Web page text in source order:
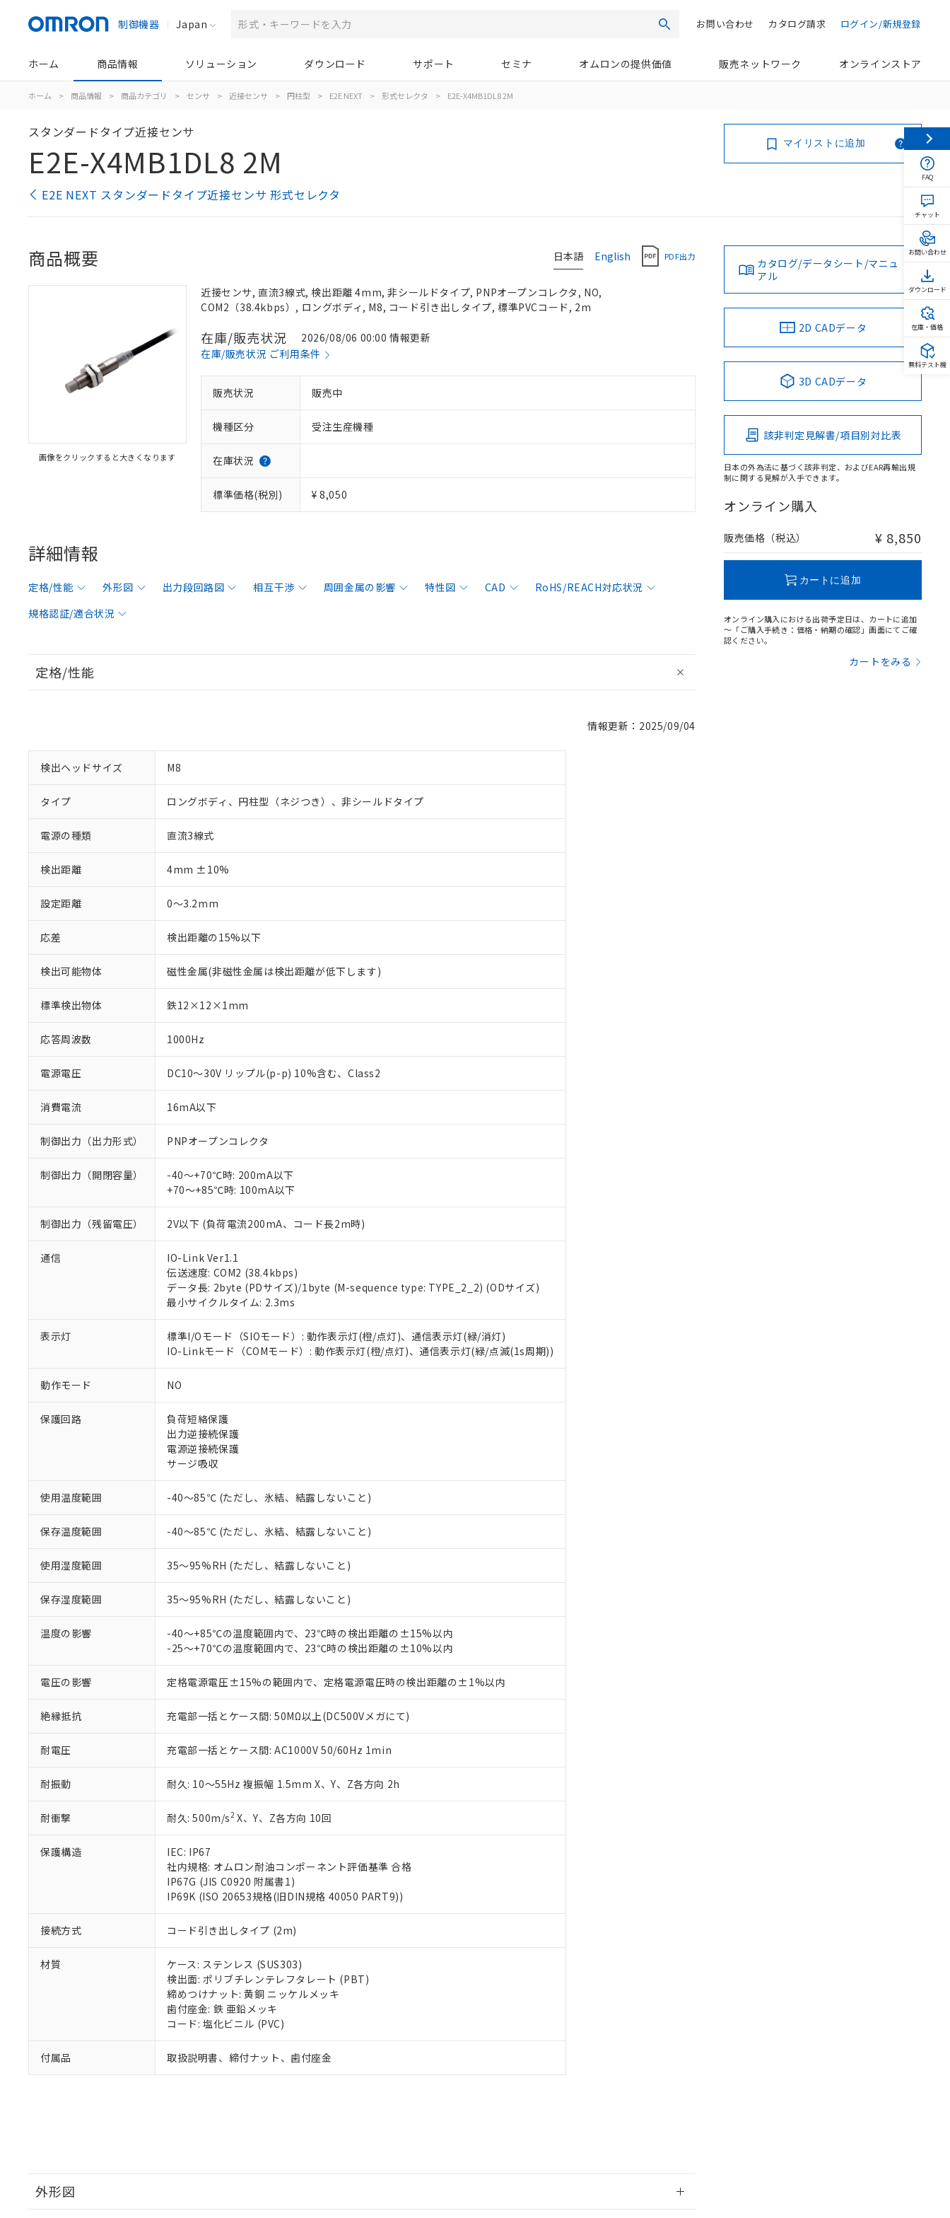
制御機器 Japan 検索 ログイン/新規登録
カタログ請求
お問い合わせ
ホーム 商品情報 ソリューション ダウンロード サポート セミナ オムロンの提供価値 販売ネットワーク オンラインストア
ホーム > 商品情報 > 商品カテゴリ > センサ > 近接センサ > 円柱型 > E2E NEXT > 形式セレクタ > E2E-X4MB1DL8 2M
スタンダードタイプ近接センサ
E2E-X4MB1DL8 2M
E2E NEXT スタンダードタイプ近接センサ 形式セレクタ
マイリストに追加
日本語 English PDF出力
商品概要
画像をクリックすると大きくなります
近接センサ, 直流3線式, 検出距離 4mm, 非シールドタイプ, PNPオープンコレクタ, NO,
COM2（38.4kbps）, ロングボディ, M8, コード引き出しタイプ, 標準PVCコード, 2m
在庫/販売状況
2026/08/06 00:00 情報更新
在庫/販売状況 ご利用条件
販売状況 販売中
機種区分 受注生産機種
在庫状況
標準価格(税別) ¥ 8,050
詳細情報
定格/性能 外形図 出力段回路図 相互干渉 周囲金属の影響 特性図 CAD
RoHS/REACH対応状況
規格認証/適合状況
定格/性能
情報更新：2025/09/04
検出ヘッドサイズ M8
タイプ ロングボディ、円柱型（ネジつき）、非シールドタイプ
電源の種類 直流3線式
検出距離 4mm ±10%
設定距離 0～3.2mm
応差 検出距離の15%以下
検出可能物体 磁性金属(非磁性金属は検出距離が低下します)
標準検出物体 鉄12×12×1mm
応答周波数 1000Hz
電源電圧 DC10～30V リップル(p-p) 10%含む、Class2
消費電流 16mA以下
制御出力（出力形式） PNPオープンコレクタ
制御出力（開閉容量）
-40～+70℃時: 200mA以下
+70～+85℃時: 100mA以下
制御出力（残留電圧） 2V以下 (負荷電流200mA、コード長2m時)
通信
IO-Link Ver1.1
伝送速度: COM2 (38.4kbps)
データ長: 2byte (PDサイズ)/1byte (M-sequence type: TYPE_2_2) (ODサイズ)
最小サイクルタイム: 2.3ms
表示灯
標準I/Oモード（SIOモード）: 動作表示灯(橙/点灯)、通信表示灯(緑/消灯)
IO-Linkモード（COMモード）: 動作表示灯(橙/点灯)、通信表示灯(緑/点滅(1s周期))
動作モード NO
保護回路
負荷短絡保護
出力逆接続保護
電源逆接続保護
サージ吸収
使用温度範囲 -40～85℃ (ただし、氷結、結露しないこと)
保存温度範囲 -40～85℃ (ただし、氷結、結露しないこと)
使用湿度範囲 35～95%RH (ただし、結露しないこと)
保存湿度範囲 35～95%RH (ただし、結露しないこと)
温度の影響
-40～+85℃の温度範囲内で、23℃時の検出距離の±15%以内
-25～+70℃の温度範囲内で、23℃時の検出距離の±10%以内
電圧の影響 定格電源電圧±15%の範囲内で、定格電源電圧時の検出距離の±1%以内
絶縁抵抗 充電部一括とケース間: 50MΩ以上(DC500Vメガにて)
耐電圧 充電部一括とケース間: AC1000V 50/60Hz 1min
耐振動 耐久: 10～55Hz 複振幅 1.5mm X、Y、Z各方向 2h
耐衝撃 耐久: 500m/s2X、Y、Z各方向 10回
保護構造
IEC: IP67
社内規格: オムロン耐油コンポーネント評価基準 合格
IP67G (JIS C0920 附属書1)
IP69K (ISO 20653規格(旧DIN規格 40050 PART9))
接続方式 コード引き出しタイプ (2m)
材質
ケース: ステンレス (SUS303)
検出面: ポリブチレンテレフタレート (PBT)
締めつけナット: 黄銅 ニッケルメッキ
歯付座金: 鉄 亜鉛メッキ
コード: 塩化ビニル (PVC)
付属品 取扱説明書、締付ナット、歯付座金
外形図
カタログ/データシート/マニュ
アル
2D CADデータ
3D CADデータ
該非判定見解書/項目別対比表
日本の外為法に基づく該非判定、およびEAR再輸出規
制に関する見解が入手できます。
オンライン購入
販売価格（税込） ¥ 8,850
カートに追加
オンライン購入における出荷予定日は、カートに追加
～「ご購入手続き：価格・納期の確認」画面にてご確
認ください。
カートをみる
ご利用条件
本サービスは、当社制御機器事業取扱商品の当社在庫状況および標準価格(税抜)を提供させていただ
正式な納期状況および標準価格はお客様のお取引先、またはお客様担当のオムロン制御機器販売店・
当社販売員にご相談ください。
在庫状況および標準価格結果を当社の事前の承諾なく第三者に漏洩または開示しないようお願いしま
す。
マイパーツ機能（部品リスト作成サービス）をご利用いただくには、I-Webメンバーズにご登録され
ている必要があります。
お客様が当ウェブサイト上で当社にご登録された部品リストについて、当社および当社の共同利用者
が、当社の製品・サービスに関するお客様との取引・商談に必要な範囲で利用することをご了承くだ
※当社の共同利用者とは、"個人情報の共同利用に関して"
いる法人を指します。
※1 対応状況
対応済み：EU RoHS指令（10物質）の非含有に対応した製品が提供可能な商品です。
対応予定：EU RoHS指令（10物質）の非含有に対応した製品に切り替える予定のある商品です。
非該当品：ライセンス料など無形物で、有害物質有無と関係のない商品です。
仕入先様の事情により、非含有部品としていたものが、含有品と判明した場合などやむを得ず変更すること
があります。
*EU RoHS指令（10物質）：
鉛(Pb) 1000ppm以下、 水銀(Hg) 1000ppm以下、 カドミウム(Cd) 100ppm以下、
六価クロム(Cr(Ⅵ)) 1000ppm以下、ポリ臭化ビフェニル類(PBB) 1000ppm以下、ポリ臭化ジフェニルエーテル類(PBDE) 1000ppm以下、
フタル酸ビス(2-エチルヘキシル) (DEHP)(別名：DOP) 1000ppm以下、フタル酸ブチルベンジル（BBP） 1000ppm以下、フタル酸ジブチ
ル（DBP） 1000ppm以下、フタル酸ジイソブチル (DIBP) 1000ppm以下
但し、RoHS指令で産業用監視および制御機器に対する適用除外項目は除く。
※2 対応予定月
部品在庫の切り替え状況などにより、予定月が前後することがあります。
※3 非含有証明書ダウンロード
下記の非含有証明書をダウンロードすることができます。
EU RoHS指令（10物質）の非含有証明書
※本証明書は発行日時点で非含有を証明するもので、過去に遡って非含有を証明するものではありません。
また、RoHS指令のフタル酸エステル類４物質の対応では、対応完了までの期間は出荷製品に未対応品が
混在することから備考欄に対応日を記載しておりました。
既に当社にて対応品への在庫切替を完了していることから、特段のことがない限り、2022年1月12日よ
り割愛しております。
※1 中国RoHS○×表
「－」：未確認です。当社販売部門へお問い合わせください。
*中国RoHS10物質の基準値 (GB/T26572)：
Pb(鉛) :1000ppm、 Hg(水銀) : 1000ppm、 Cd(カドミウム) : 100ppm、
DEHP(フタル酸ビス(2-エチルヘキシル)) : 1000ppm
※2 環境保護使用期限
「10」：通常の使用状況下において有害物質が外部に漏えいし、環境に深刻な影響を及ぼさない年数を意
味します。
「－」：未確認です。当社販売部門へお問い合わせください。
当社は、これら貴社製品のうち、外国為替および外国貿易法に定める商品（以下｢規制貨物等」とい
当社は貴社製品を、核兵器、ミサイル、化学兵器、生物兵器またはその他武器並びにこれらの製造装
置等に一切使用いたしません。
当社は、貴社製品を第三者に販売する場合は、上記1、2および3の内容を当該第三者に通知します。
たしません。
△ 一定数には満たないが在庫あり
－
在庫なし(最新の在庫状況については、お客様のお取引先、またはお客様担当のオムロン制御
白
FAQ
チャット
お問い合わせ
ダウンロード
在庫・価格
無料テスト機